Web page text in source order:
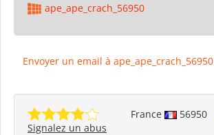
ape_ape_crach_56950
Envoyer un email à ape_ape_crach_56950
France 56950
Signalez un abus